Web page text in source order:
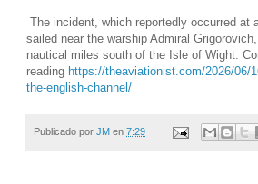
The incident, which reportedly occurred at
sailed near the warship Admiral
nautical miles south of the Isle of Wight.
reading https://theaviationist.com/2026/06/
the-english-channel/
Publicado por JM en 7:29